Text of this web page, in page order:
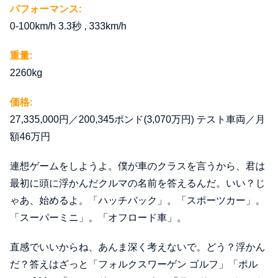
パフォーマンス:
0-100km/h 3.3秒 , 333km/h
重量:
2260kg
価格:
27,335,000円／200,345ポンド(3,070万円) テスト車両／月
額46万円
連想ゲームをしようよ。僕が車のクラスを言うから、君は
最初に頭に浮かんだクルマの名前を答えるんだ。いい？じ
ゃあ、始めるよ。「ハッチバック」。「スポーツカー」。
「スーパーミニ」。「オフロード車」。
直感でいいからね、あんま深く考えないで。どう？浮かん
だ？答えはざっと「フォルクスワーゲン ゴルフ」「ポル